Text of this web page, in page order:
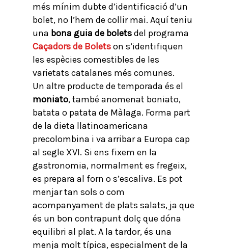
més mínim dubte d’identificació d’un
bolet, no l’hem de collir mai. Aquí teniu
una bona guia de boletsdel programa
Caçadors de Boletson s’identifiquen
les espècies comestibles de les
varietats catalanes més comunes.
Un altre producte de temporada és el
moniato, també anomenat boniato,
batata o patata de Màlaga. Forma part
de la dieta llatinoamericana
precolombina i va arribar a Europa cap
al segle XVI. Si ens fixem en la
gastronomia, normalment es fregeix,
es prepara al forn o s’escaliva. Es pot
menjar tan sols o com
acompanyament de plats salats, ja que
és un bon contrapunt dolç que dóna
equilibri al plat. A la tardor, és una
menja molt típica, especialment de la